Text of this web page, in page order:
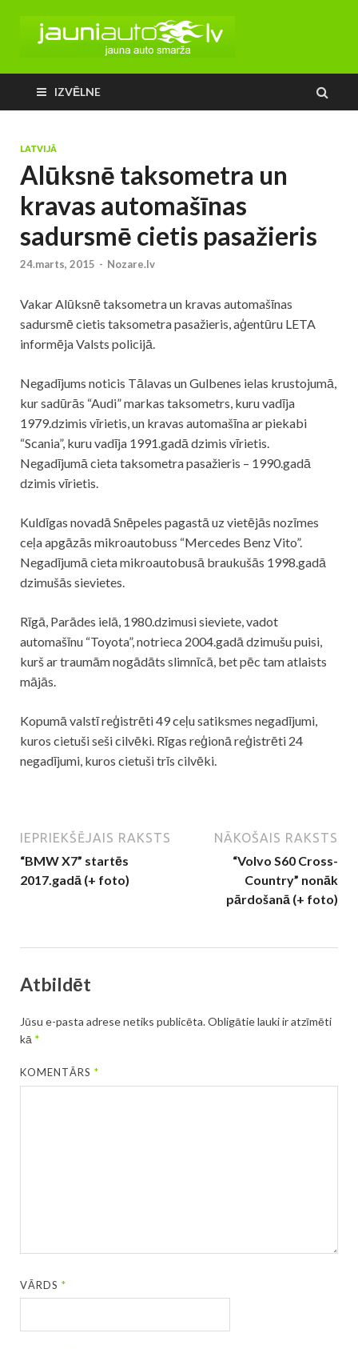
IZVĒLNE
LATVIJĀ
Alūksnē taksometra un
kravas automašīnas
sadursmē cietis pasažieris
24.marts, 2015 - Nozare.lv
Vakar Alūksnē taksometra un kravas automašīnas
sadursmē cietis taksometra pasažieris, aģentūru LETA
informēja Valsts policijā.
Negadījums noticis Tālavas un Gulbenes ielas krustojumā,
kur sadūrās “Audi” markas taksometrs, kuru vadīja
1979.dzimis vīrietis, un kravas automašīna ar piekabi
“Scania”, kuru vadīja 1991.gadā dzimis vīrietis.
Negadījumā cieta taksometra pasažieris – 1990.gadā
dzimis vīrietis.
Kuldīgas novadā Snēpeles pagastā uz vietējās nozīmes
ceļa apgāzās mikroautobuss “Mercedes Benz Vito”.
Negadījumā cieta mikroautobusā braukušās 1998.gadā
dzimušās sievietes.
Rīgā, Parādes ielā, 1980.dzimusi sieviete, vadot
automašīnu “Toyota”, notrieca 2004.gadā dzimušu puisi,
kurš ar traumām nogādāts slimnīcā, bet pēc tam atlaists
mājās.
Kopumā valstī reģistrēti 49 ceļu satiksmes negadījumi,
kuros cietuši seši cilvēki. Rīgas reģionā reģistrēti 24
negadījumi, kuros cietuši trīs cilvēki.
IEPRIEKŠĒJAIS RAKSTS
“BMW X7” startēs
2017.gadā (+ foto)
NĀKOŠAIS RAKSTS
“Volvo S60 Cross-
Country” nonāk
pārdošanā (+ foto)
Atbildēt
Jūsu e-pasta adrese netiks publicēta.Obligātie lauki ir atzīmēti
kā *
KOMENTĀRS*
VĀRDS*